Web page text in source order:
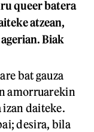
queer batera
atzean,
Biak
bat gauza
amorruarekin
izan daiteke.
desira, bila